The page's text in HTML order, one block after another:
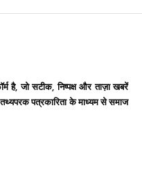
है, जो सटीक, निष्पक्ष और ताज़ा खबरें
पत्रकारिता के माध्यम से समाज